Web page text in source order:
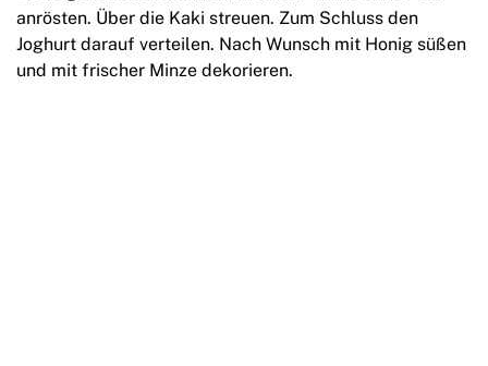
anrösten. Über die Kaki streuen. Zum Schluss den
Joghurt darauf verteilen. Nach Wunsch mit Honig süßen
und mit frischer Minze dekorieren.